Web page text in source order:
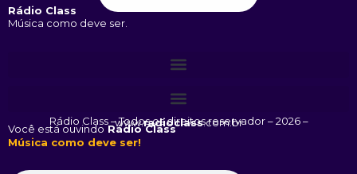
Rádio Class
Música como deve ser.
Rádio Class – Todos os direitos reservador – 2026 – www.radioclass.com.br
Você está ouvindoRádio Class
Música como deve ser!